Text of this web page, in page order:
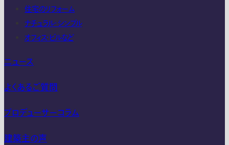
住宅のリフォーム
ナチュラル・シンプル
オフィス・ビルなど
ニュース
よくあるご質問
プロデューサーコラム
建築主の声